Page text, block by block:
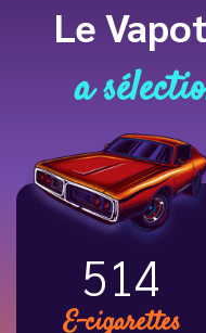
Le
a
616
E-cigarettes